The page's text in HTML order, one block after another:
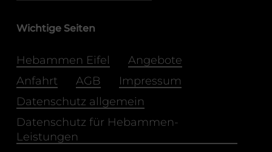
Wichtige Seiten
Hebammen Eifel
Angebote
Anfahrt
AGB
Impressum
Datenschutz allgemein
Datenschutz für Hebammen-
Leistungen